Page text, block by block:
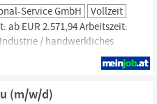
Service GmbH
Vollzeit
ab EUR 2.571,94 Arbeitszeit:
/ handwerkliches
hast den Stapler fest im
im Raum Braunau suchen
(m/w/d)